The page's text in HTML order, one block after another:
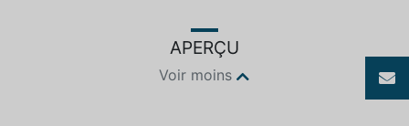
APERÇU
Voir moins